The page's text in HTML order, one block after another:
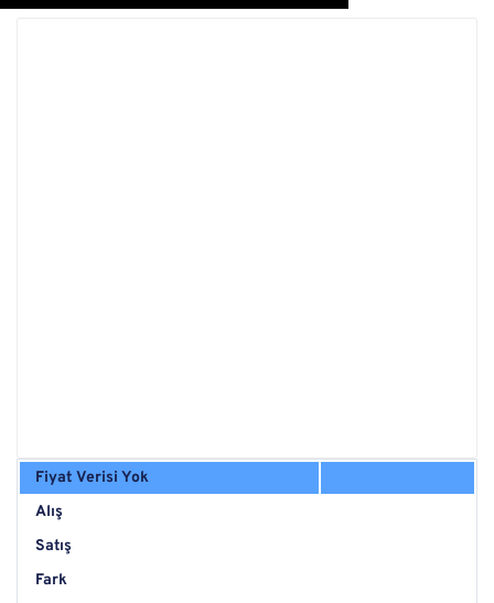
Fiyat Verisi Yok
Alış
Satış
Fark